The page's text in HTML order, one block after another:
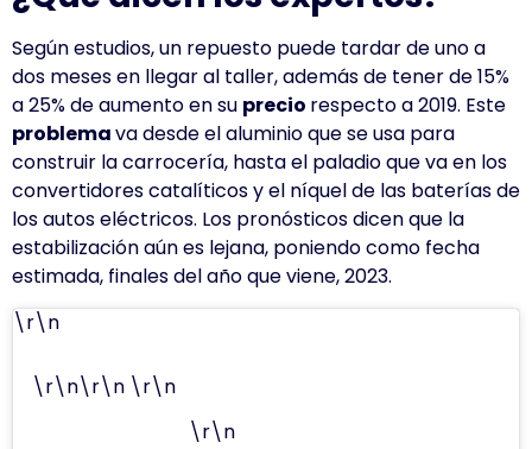
Según estudios, un repuesto puede tardar de uno a
dos meses en llegar al taller, además de tener de 15%
a 25% de aumento en su precio respecto a 2019. Este
problemava desde el aluminio que se usa para
construir la carrocería, hasta el paladio que va en los
convertidores catalíticos y el níquel de las baterías de
los autos eléctricos. Los pronósticos dicen que la
estabilización aún es lejana, poniendo como fecha
estimada, finales del año que viene, 2023.
\r\n
\r\n\r\n \r\n
\r\n